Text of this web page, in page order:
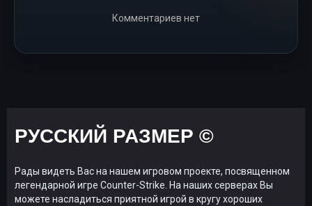
Комментариев нет
РУССКИЙ РАЗМЕР ©
Рады видеть Вас на нашем игровом проекте, посвященном
легендарной игре Counter-Strike. На наших серверах Вы
можете насладиться приятной игрой в кругу хороших